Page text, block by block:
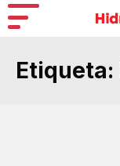
Etiqueta: